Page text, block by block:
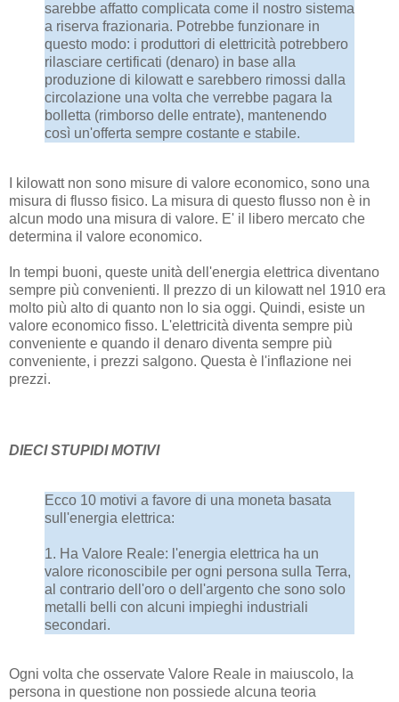
sarebbe affatto complicata come il nostro sistema
a riserva frazionaria. Potrebbe funzionare in
questo modo: i produttori di elettricità potrebbero
rilasciare certificati (denaro) in base alla
produzione di kilowatt e sarebbero rimossi dalla
circolazione una volta che verrebbe pagara la
bolletta (rimborso delle entrate), mantenendo
così un'offerta sempre costante e stabile.
I kilowatt non sono misure di valore economico, sono una
misura di flusso fisico. La misura di questo flusso non è in
alcun modo una misura di valore. E' il libero mercato che
determina il valore economico.
In tempi buoni, queste unità dell'energia elettrica diventano
sempre più convenienti. Il prezzo di un kilowatt nel 1910 era
molto più alto di quanto non lo sia oggi. Quindi, esiste un
valore economico fisso. L'elettricità diventa sempre più
conveniente e quando il denaro diventa sempre più
conveniente, i prezzi salgono. Questa è l'inflazione nei
prezzi.
DIECI STUPIDI MOTIVI
Ecco 10 motivi a favore di una moneta basata
sull'energia elettrica:
1. Ha Valore Reale: l'energia elettrica ha un
valore riconoscibile per ogni persona sulla Terra,
al contrario dell'oro o dell'argento che sono solo
metalli belli con alcuni impieghi industriali
secondari.
Ogni volta che osservate Valore Reale in maiuscolo, la
persona in questione non possiede alcuna teoria